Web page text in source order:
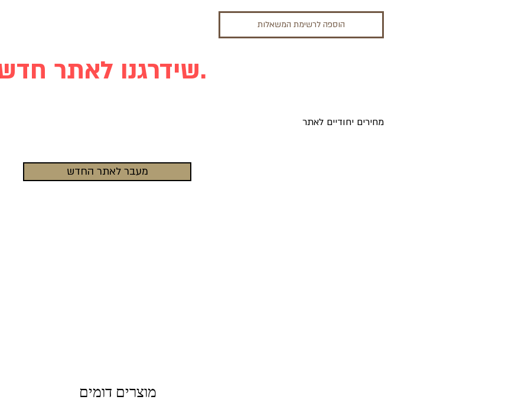
שידרגנו לאתר חדש.
מעבר לאתר החדש
מוצרים דומים
הוספה לרשימת המשאלות
מחירים יחודיים לאתר